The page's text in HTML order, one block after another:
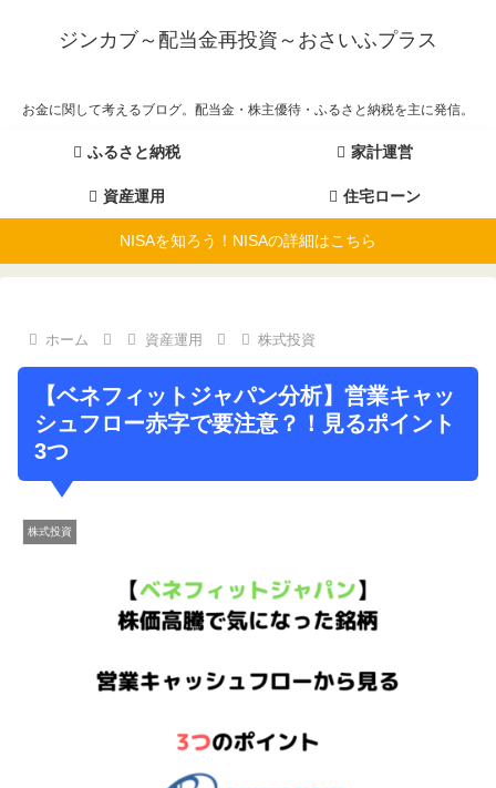
ジンカブ～配当金再投資～おさいふプラス
お金に関して考えるブログ。配当金・株主優待・ふるさと納税を主に発信。
ふるさと納税 家計運営
資産運用 住宅ローン
NISAを知ろう！NISAの詳細はこちら
ホーム 資産運用 株式投資
【ベネフィットジャパン分析】営業キャッ
シュフロー赤字で要注意？！見るポイント
3つ
株式投資